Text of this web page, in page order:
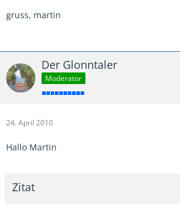
gruss, martin
Der Glonntaler
Moderator
24. April 2010
Hallo Martin
Zitat